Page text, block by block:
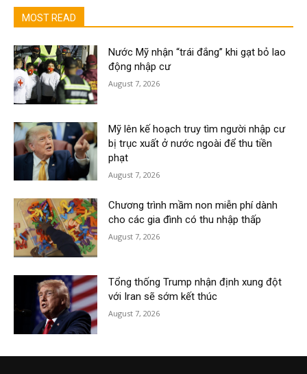
MOST READ
Nước Mỹ nhận “trái đắng” khi gạt bỏ lao
động nhập cư
August 7, 2026
Mỹ lên kế hoạch truy tìm người nhập cư
bị trục xuất ở nước ngoài để thu tiền
phạt
August 7, 2026
Chương trình mầm non miễn phí dành
cho các gia đình có thu nhập thấp
August 7, 2026
Tổng thống Trump nhận định xung đột
với Iran sẽ sớm kết thúc
August 7, 2026